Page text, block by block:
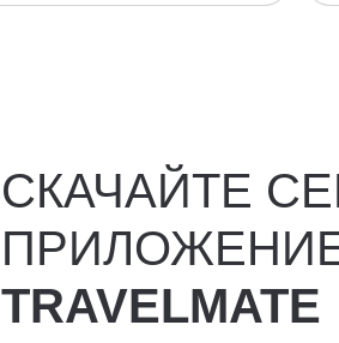
СКАЧАЙТЕ
TRAVELMATE